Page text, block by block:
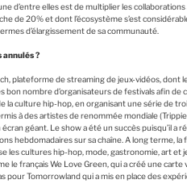
d’entre elles est de multiplier les
de 20% et dont l’écosystème s’est
d’élargissement de sa communauté.
?
plateforme de streaming de jeux-vidéos,
bon nombre d’organisateurs de festivals afin
la culture hip-hop, en organisant une série de
à des artistes de renommée mondiale
géant. Le show a été un succès puisqu’il a
hebdomadaires sur sa chaîne. A long terme,
les cultures hip-hop, mode, gastronomie, art et
le français We Love Green, qui a créé une
pour Tomorrowland qui a mis en place des